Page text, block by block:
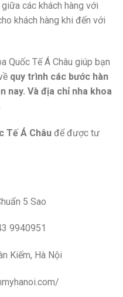
các khách hàng với
khách hàng khi đến với
Quốc Tế Á Châu giúp bạn
quy trình các bước hàn
nay. Và địa chỉ nha khoa
Tế Á Châu để được tư
5 Sao
9940951
Kiếm, Hà Nội